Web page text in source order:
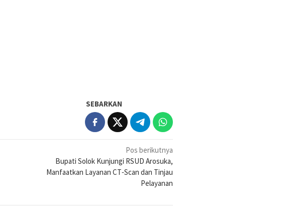
SEBARKAN
Pos berikutnya
Bupati Solok Kunjungi RSUD Arosuka,
Manfaatkan Layanan CT‑Scan dan Tinjau
Pelayanan